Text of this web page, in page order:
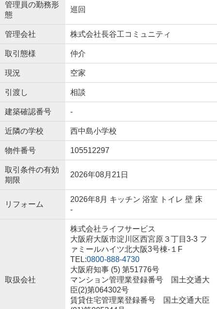
管理員の勤務形
態
巡回
管理会社 株式会社長谷工コミュニティ
取引態様 仲介
現況 空家
引渡し 相談
建築確認番号 -
近隣の学校 西中島小学校
物件番号 105512297
取引条件の有効
期限
2026年08月21日
リフォーム
2026年8月 キッチン 浴室 トイレ 壁 床
-
取扱会社
株式会社ライフサービス
大阪府大阪市淀川区西宮原３丁目3-3 フ
ァミールハイツ北大阪3号棟-１F
TEL:0800-888-4730
大阪府知事 (5) 第51776号
マンション管理業登録番号 国土交通大
臣(2)第064302号
賃貸住宅管理業登録番号 国土交通大臣